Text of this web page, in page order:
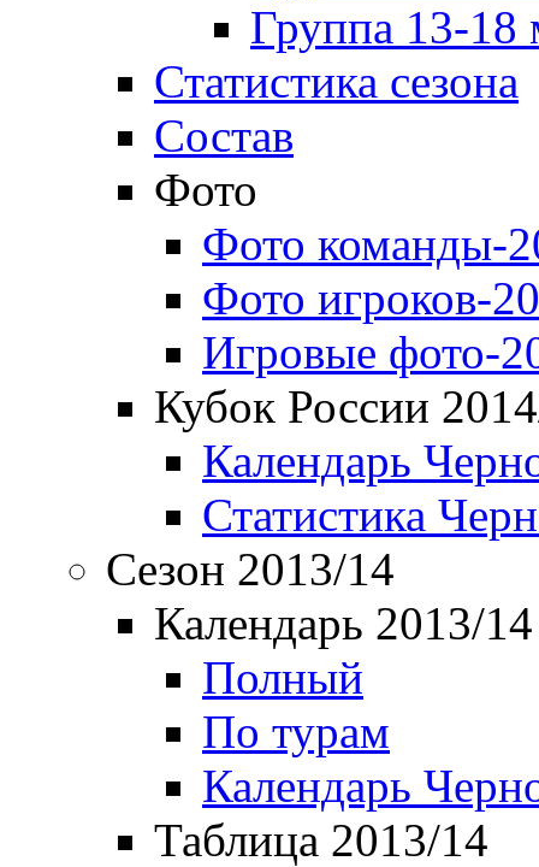
Группа 13-18
Статистика сезона
Состав
Фото
Фото команды-
Фото игроков-
Игровые фото-
Кубок России
Календарь
Статистика
Сезон 2013/14
Календарь 2013/14
Полный
По турам
Календарь
Таблица 2013/14